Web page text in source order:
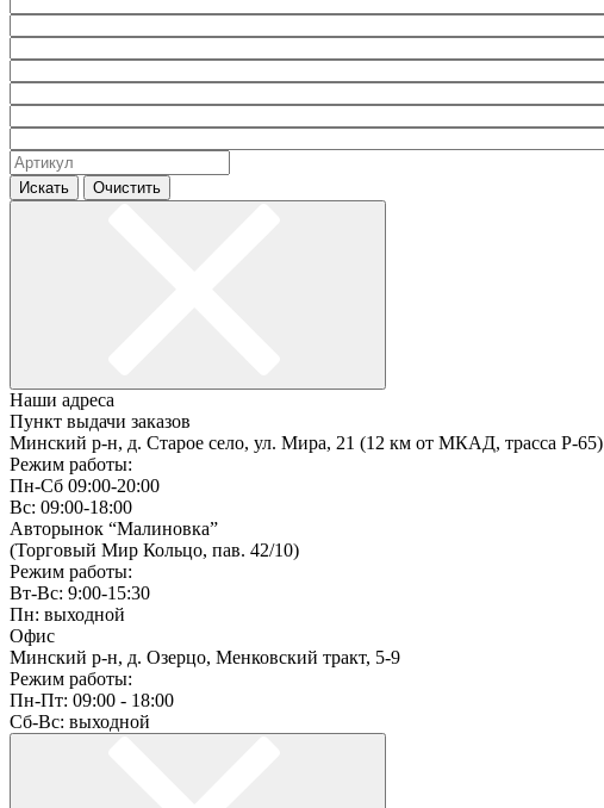
Искать Очистить
Наши адреса
Пункт выдачи заказов
Минский р-н, д. Старое село, ул. Мира, 21 (12 км от МКАД, трасса P-65)
Режим работы:
Пн-Сб 09:00-20:00
Вс: 09:00-18:00
Авторынок “Малиновка”
(Торговый Мир Кольцо, пав. 42/10)
Режим работы:
Вт-Вс: 9:00-15:30
Пн: выходной
Офис
Минский р-н, д. Озерцо, Менковский тракт, 5-9
Режим работы:
Пн-Пт: 09:00 - 18:00
Сб-Вс: выходной